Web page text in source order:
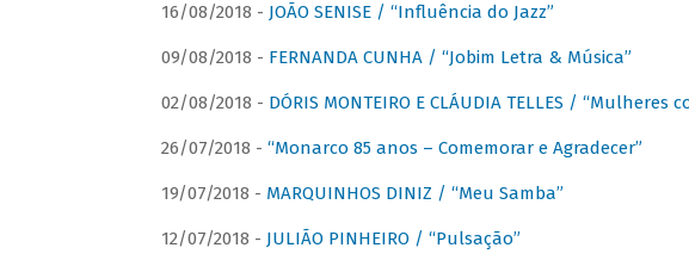
16/08/2018 - JOÃO SENISE / “Influência do Jazz”
09/08/2018 - FERNANDA CUNHA / “Jobim Letra & Música”
02/08/2018 - DÓRIS MONTEIRO E CLÁUDIA TELLES / “Mulheres
26/07/2018 - “Monarco 85 anos – Comemorar e Agradecer”
19/07/2018 - MARQUINHOS DINIZ / “Meu Samba”
12/07/2018 - JULIÃO PINHEIRO / “Pulsação”